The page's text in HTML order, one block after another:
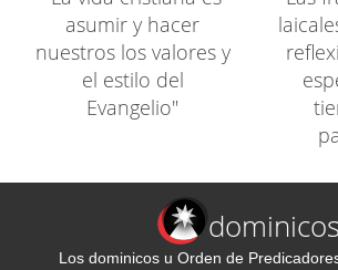
asumir y hacer
nuestros los valores y
el estilo del
Evangelio"
dominicos
Los dominicos u Orden de